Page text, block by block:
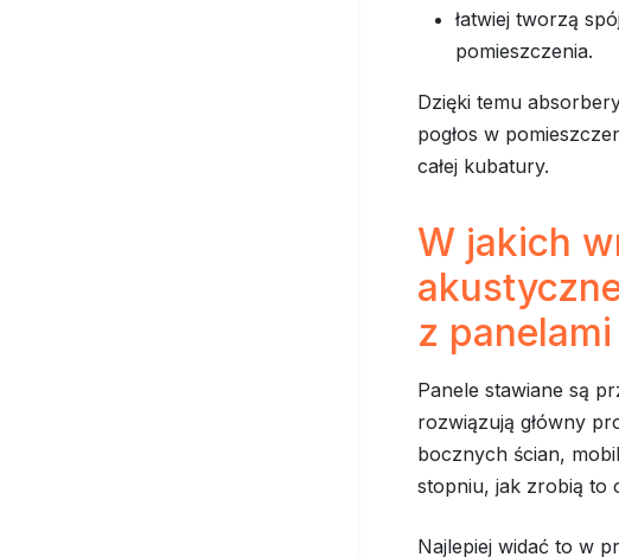
łatwiej tworzą
pomieszczenia.
Dzięki temu
pogłos w
całej kubatury.
W jakich
z
Panele stawiane są
rozwiązują główny
bocznych ścian,
stopniu, jak zrobią to
Najlepiej widać to w